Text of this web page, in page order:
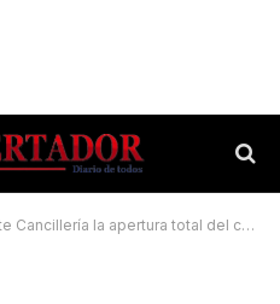
la apertura total del cruce por Yacyretá